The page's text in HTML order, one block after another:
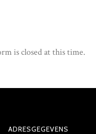
is closed at this time.
ADRESGEGEVENS